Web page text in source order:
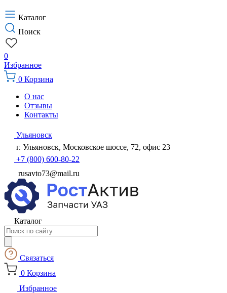
Каталог
Поиск
0
Избранное
0 Корзина
О нас
Отзывы
Контакты
Ульяновск
г. Ульяновск, Московское шоссе, 72, офис 23
+7 (800) 600-80-22
rusavto73@mail.ru
Каталог
Поиск
товаров
Связаться
0 Корзина
Избранное